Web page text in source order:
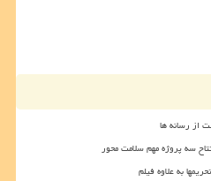
از رسانه ها
سه پروژه مهم سلامت محور
به علاوه فیلم